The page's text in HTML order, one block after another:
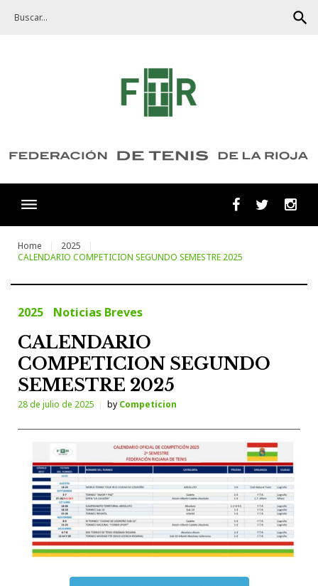
search
FacebookTwitter
Home
2025
CALENDARIO COMPETICION SEGUNDO SEMESTRE 2025
2025 Noticias Breves
CALENDARIO
COMPETICION SEGUNDO
SEMESTRE 2025
28 de julio de 2025 by Competicion